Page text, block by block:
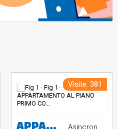
Visite: 381
APPARTAMENTO AL PIANO PRIMO CON SOTTOTETTO